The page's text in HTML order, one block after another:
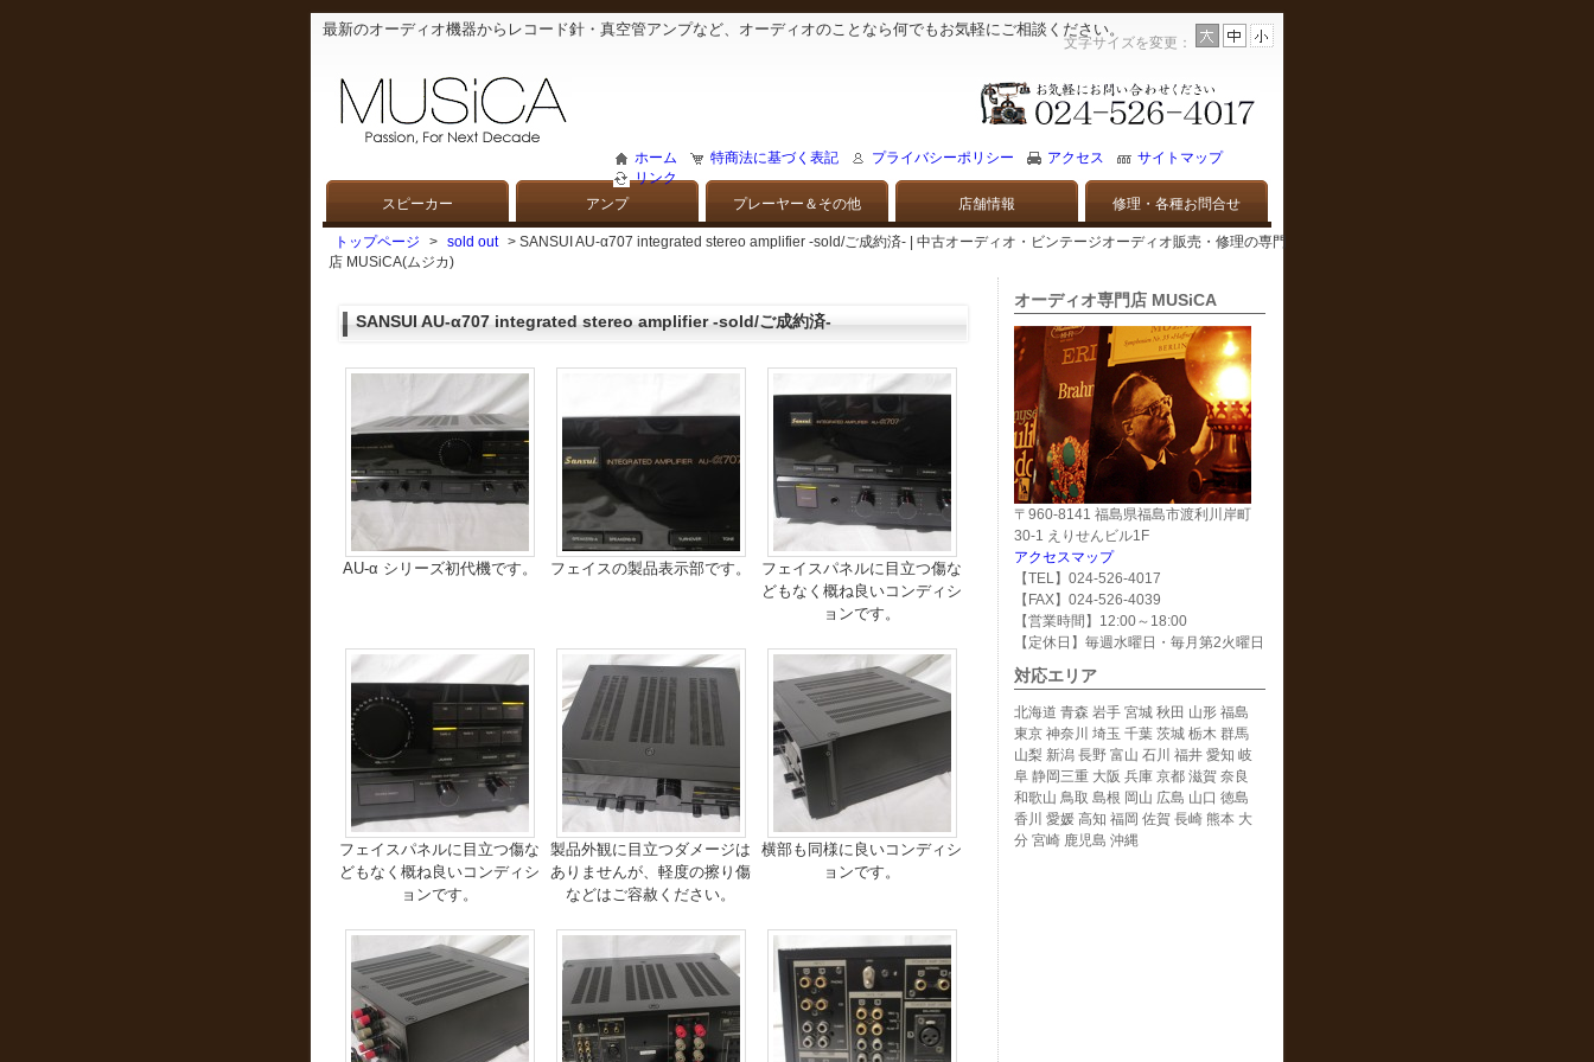
最新のオーディオ機器からレコード針・真空管アンプなど、オーディオのことなら何でもお気軽にご相談ください。
文字サイズを変更：
ホーム 特商法に基づく表記 プライバシーポリシー アクセス
サイトマップ
リンク
スピーカー アンプ プレーヤー＆その他 店舗情報 修理・各種お問合せ
トップページ > sold out
> SANSUI AU-α707 integrated stereo amplifier -sold/ご成約済- | 中古オーディオ・ビンテージオーディオ販売・修理の専門
店 MUSiCA(ムジカ)
SANSUI AU-α707 integrated stereo amplifier -sold/ご成約済-
AU-α シリーズ初代機です。 フェイスの製品表示部です。
フェイスパネルに目立つ傷な
どもなく概ね良いコンディシ
ョンです。
フェイスパネルに目立つ傷な
どもなく概ね良いコンディシ
ョンです。
製品外観に目立つダメージは
ありませんが、軽度の擦り傷
などはご容赦ください。
横部も同様に良いコンディシ
ョンです。
オーディオ専門店 MUSiCA
〒960-8141 福島県福島市渡利川岸町
30-1 えりせんビル1F
アクセスマップ
【TEL】024-526-4017
【FAX】024-526-4039
【営業時間】12:00～18:00
【定休日】毎週水曜日・毎月第2火曜日
対応エリア
北海道 青森 岩手 宮城 秋田 山形 福島
東京 神奈川 埼玉 千葉 茨城 栃木 群馬
山梨 新潟 長野 富山 石川 福井 愛知 岐
阜 静岡三重 大阪 兵庫 京都 滋賀 奈良
和歌山 鳥取 島根 岡山 広島 山口 徳島
香川 愛媛 高知 福岡 佐賀 長崎 熊本 大
分 宮崎 鹿児島 沖縄